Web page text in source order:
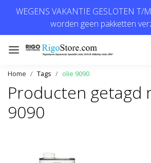
WEGENS VAKANTIE GESLOTEN T/
worden geen pakketten
Home Tags olie 9090
Producten getagd
9090